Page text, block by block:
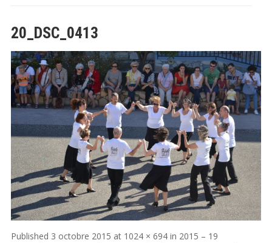
20_DSC_0413
Published 3 octobre 2015 at 1024 × 694in 2015 – 19